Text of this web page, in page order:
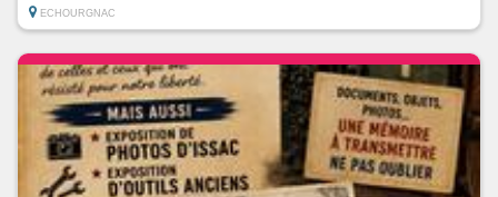
ECHOURGNAC